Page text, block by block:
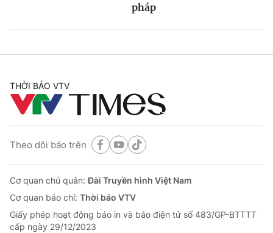
pháp
THỜI BÁO VTV
Theo dõi báo trên
Cơ quan chủ quản:Đài Truyền hình Việt Nam
Cơ quan báo chí: Thời báo VTV
Giấy phép hoạt động báo in và báo điện tử số 483/GP-BTTTT
cấp ngày 29/12/2023